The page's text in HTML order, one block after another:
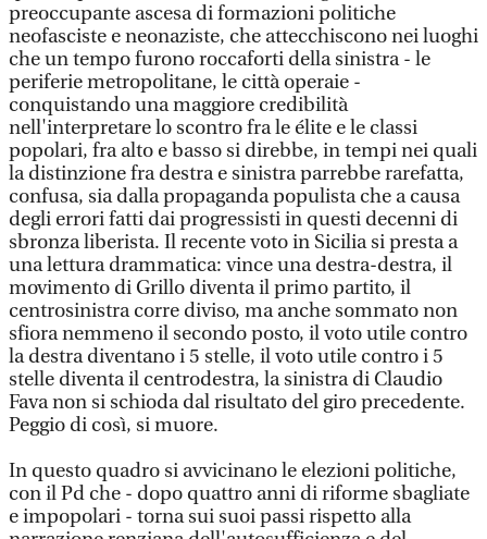
preoccupante ascesa di formazioni politiche
neofasciste e neonaziste, che attecchiscono nei luoghi
che un tempo furono roccaforti della sinistra - le
periferie metropolitane, le città operaie -
conquistando una maggiore credibilità
nell'interpretare lo scontro fra le élite e le classi
popolari, fra alto e basso si direbbe, in tempi nei quali
la distinzione fra destra e sinistra parrebbe rarefatta,
confusa, sia dalla propaganda populista che a causa
degli errori fatti dai progressisti in questi decenni di
sbronza liberista. Il recente voto in Sicilia si presta a
una lettura drammatica: vince una destra-destra, il
movimento di Grillo diventa il primo partito, il
centrosinistra corre diviso, ma anche sommato non
sfiora nemmeno il secondo posto, il voto utile contro
la destra diventano i 5 stelle, il voto utile contro i 5
stelle diventa il centrodestra, la sinistra di Claudio
Fava non si schioda dal risultato del giro precedente.
Peggio di così, si muore.
In questo quadro si avvicinano le elezioni politiche,
con il Pd che - dopo quattro anni di riforme sbagliate
e impopolari - torna sui suoi passi rispetto alla